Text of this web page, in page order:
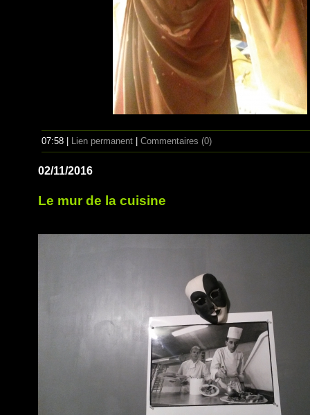
07:58 | Lien permanent Commentaires (0)
02/11/2016
Le mur de la cuisine